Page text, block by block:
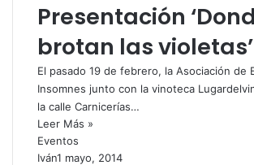
Presentación
brotan las violetas’
El pasado 19 de febrero, la Asociación de
Insomnes junto con la vinoteca
la calle Carnicerías…
Leer Más »
Eventos
Iván1 mayo, 2014